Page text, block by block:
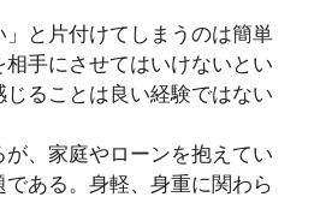
と片付けてしまうのは簡単
手にさせてはいけないとい
じることは良い経験ではない
、家庭やローンを抱えてい
ある。身軽、身重に関わら